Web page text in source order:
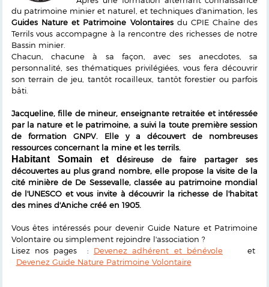
du patrimoine minier et naturel, et techniques d'animation, les
Guides Nature et Patrimoine Volontairesdu CPIE Chaîne des
Terrils vous accompagne à la rencontre des richesses de notre
Bassin minier.
Chacun, chacune à sa façon, avec ses anecdotes, sa
personnalité, ses thématiques privilégiées, vous fera découvrir
son terrain de jeu, tantôt rocailleux, tantôt forestier ou parfois
bâti.
Jacqueline, fille de mineur, enseignante retraitée et intéressée
par la nature et le patrimoine, a suivi la toute première session
de formation GNPV. Elle y a découvert de nombreuses
ressources concernant la mine et les terrils.
Habitant Somain et désireuse de faire partager ses
découvertes au plus grand nombre, elle propose la visite de la
cité minière de De Sessevalle, classée au patrimoine mondial
de l'UNESCO et vous invite à découvrir la richesse de l'habitat
des mines d'Aniche créé en 1905.
Vous êtes intéressés pour devenir Guide Nature et Patrimoine
Volontaire ou simplement rejoindre l'association ?
Lisez nos pages : Devenez adhérent et bénévole et
Devenez Guide Nature Patrimoine Volontaire